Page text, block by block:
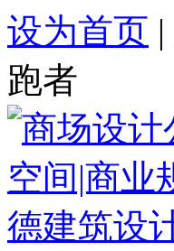
设为首页 |
跑者